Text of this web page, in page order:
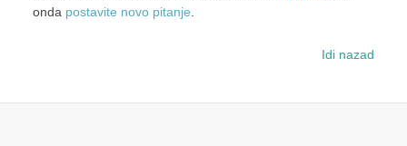
onda postavite novo pitanje.
Idi nazad